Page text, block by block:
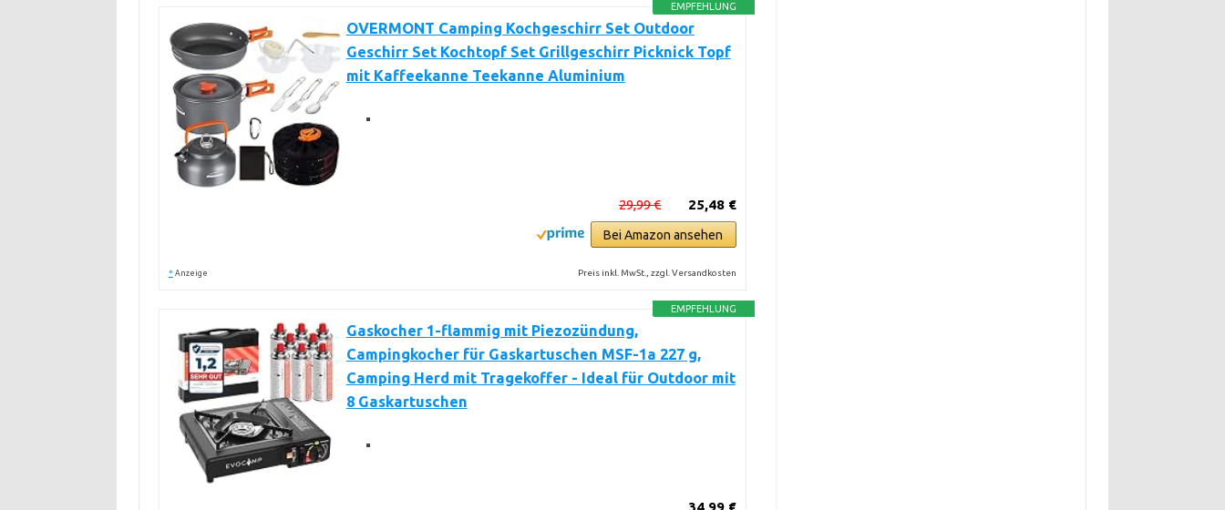
EMPFEHLUNG
OVERMONT Camping Kochgeschirr Set Outdoor
Geschirr Set Kochtopf Set Grillgeschirr Picknick Topf
mit Kaffeekanne Teekanne Aluminium
25,48 €
29,99 €
Bei Amazon ansehen
* Anzeige Preis inkl. MwSt., zzgl. Versandkosten
EMPFEHLUNG
Gaskocher 1-flammig mit Piezozündung,
Campingkocher für Gaskartuschen MSF-1a 227 g,
Camping Herd mit Tragekoffer - Ideal für Outdoor mit
8 Gaskartuschen
34,99 €